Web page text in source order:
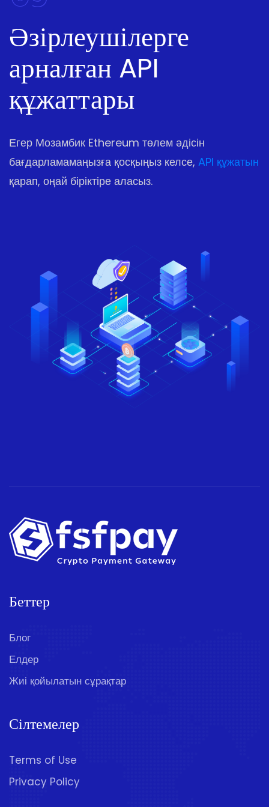
Әзірлеушілерге
арналған API
құжаттары
Егер Мозамбик Ethereum төлем әдісін
бағдарламамаңызға қосқыңыз келсе, API құжатын
қарап, оңай біріктіре аласыз.
Беттер
Блог
Елдер
Жиі қойылатын сұрақтар
Сілтемелер
Terms of Use
Privacy Policy